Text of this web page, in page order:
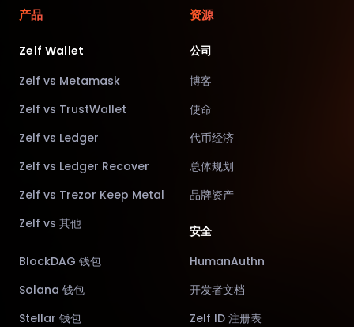
产品
Zelf Wallet
Zelf vs Metamask
Zelf vs TrustWallet
Zelf vs Ledger
Zelf vs Ledger Recover
Zelf vs Trezor Keep Metal
Zelf vs 其他
BlockDAG 钱包
Solana 钱包
Stellar 钱包
资源
公司
博客
使命
代币经济
总体规划
品牌资产
安全
HumanAuthn
开发者文档
Zelf ID 注册表